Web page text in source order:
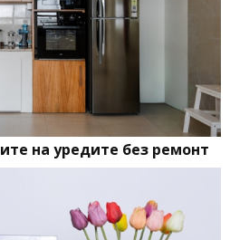
на уредите без ремонт